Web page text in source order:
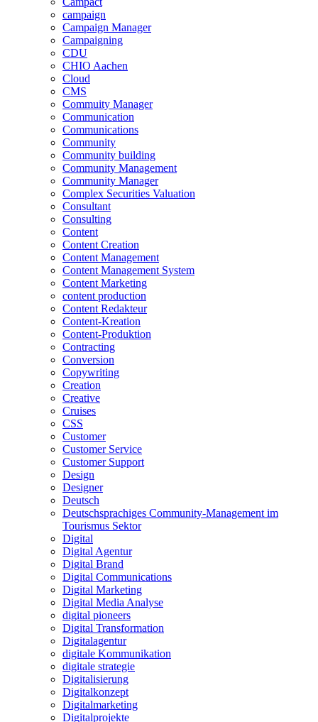
campaign
Campaign Manager
Campaigning
CDU
CHIO Aachen
Cloud
CMS
Commuity Manager
Communication
Communications
Community
Community building
Community Management
Community Manager
Complex Securities Valuation
Consultant
Consulting
Content
Content Creation
Content Management
Content Management System
Content Marketing
content production
Content Redakteur
Content-Kreation
Content-Produktion
Contracting
Conversion
Copywriting
Creation
Creative
Cruises
CSS
Customer
Customer Service
Customer Support
Design
Designer
Deutsch
Deutschsprachiges Community-Management im
Tourismus Sektor
Digital
Digital Agentur
Digital Brand
Digital Communications
Digital Marketing
Digital Media Analyse
digital pioneers
Digital Transformation
Digitalagentur
digitale Kommunikation
digitale strategie
Digitalisierung
Digitalkonzept
Digitalmarketing
Digitalprojekte